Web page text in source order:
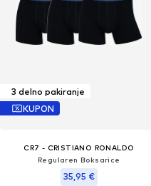
3 delno pakiranje
KUPON
CR7 - CRISTIANO RONALDO
Regularen Boksarice
35,95 €